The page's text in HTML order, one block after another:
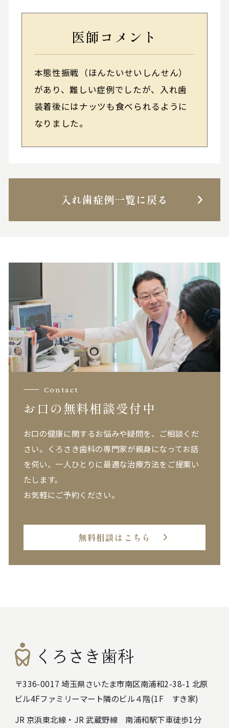
医師コメント
本態性振戦（ほんたいせいしんせん）
があり、難しい症例でしたが、入れ歯
装着後にはナッツも食べられるように
なりました。
入れ歯症例一覧に戻る
Contact
お口の無料相談受付中
お口の健康に関するお悩みや疑問を、ご相談くだ
さい。 くろさき歯科の専門家が親身になってお話
を伺い、一人ひとりに最適な治療方法をご提案い
たします。
お気軽にご予約ください。
無料相談はこちら
〒336-0017 埼玉県さいたま市南区南浦和2-38-1 北原
ビル4Fファミリーマート隣のビル４階(1F すき家)
JR 京浜東北線・JR 武蔵野線 南浦和駅下車徒歩1分